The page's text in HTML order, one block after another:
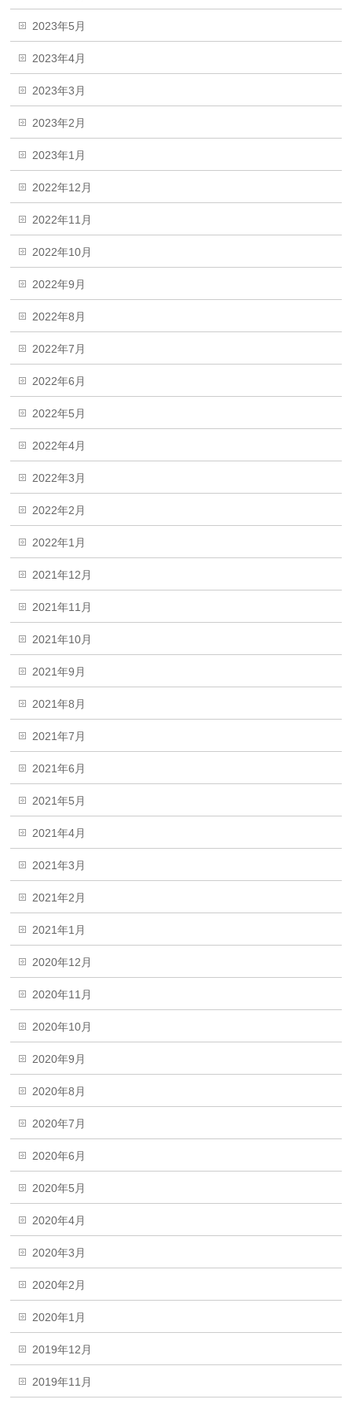
2023年5月
2023年4月
2023年3月
2023年2月
2023年1月
2022年12月
2022年11月
2022年10月
2022年9月
2022年8月
2022年7月
2022年6月
2022年5月
2022年4月
2022年3月
2022年2月
2022年1月
2021年12月
2021年11月
2021年10月
2021年9月
2021年8月
2021年7月
2021年6月
2021年5月
2021年4月
2021年3月
2021年2月
2021年1月
2020年12月
2020年11月
2020年10月
2020年9月
2020年8月
2020年7月
2020年6月
2020年5月
2020年4月
2020年3月
2020年2月
2020年1月
2019年12月
2019年11月